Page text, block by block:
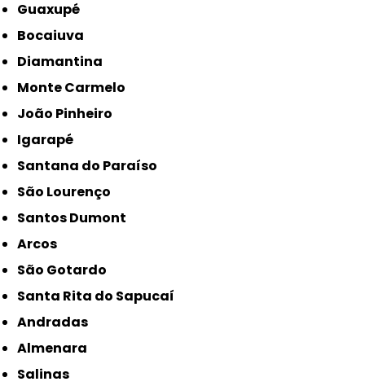
Guaxupé
Bocaiuva
Diamantina
Monte Carmelo
João Pinheiro
Igarapé
Santana do Paraíso
São Lourenço
Santos Dumont
Arcos
São Gotardo
Santa Rita do Sapucaí
Andradas
Almenara
Salinas